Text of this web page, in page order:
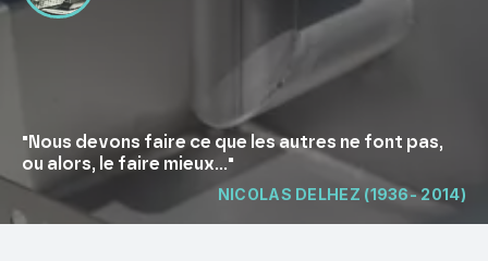
"Nous devons faire ce que les autres ne font pas,
ou alors, le faire mieux..."
NICOLAS DELHEZ (1936- 2014)